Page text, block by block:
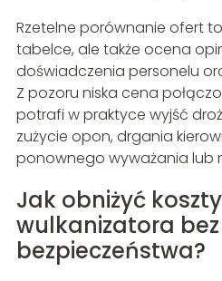
Rzetelne porównanie ofert
tabelce, ale także ocena
doświadczenia personelu
Z pozoru niska cena
potrafi w praktyce wyjść
zużycie opon, drgania
ponownego wyważania lub
Jak obniżyć
wulkanizatora
bezpieczeństwa?